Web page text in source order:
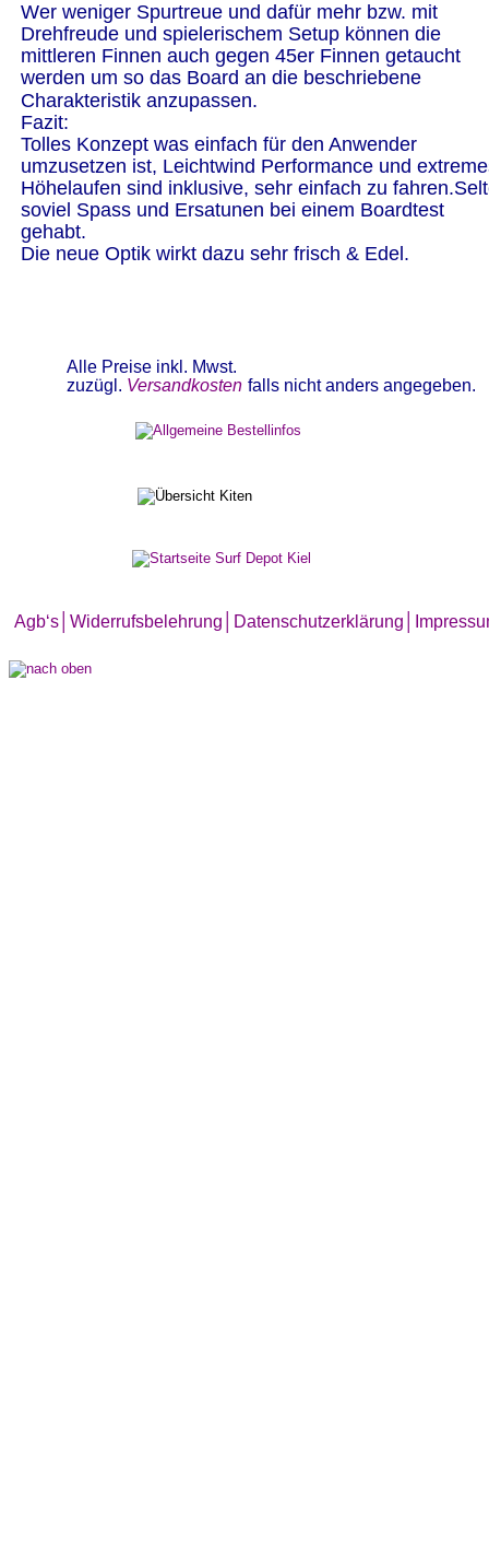
Alle Preise inkl. Mwst.
zuzügl. Versandkosten falls nicht anders angegeben.
Agb‘s Widerrufsbelehrung│ Datenschutzerklärung│
Wer weniger Spurtreue und dafür mehr bzw. mit
Drehfreude und spielerischem Setup können die
mittleren Finnen auch gegen 45er Finnen getaucht
werden um so das Board an die beschriebene
Charakteristik anzupassen.
Fazit:
Tolles Konzept was einfach für den Anwender
umzusetzen ist, Leichtwind Performance und
Höhelaufen sind inklusive, sehr einfach zu
soviel Spass und Ersatunen bei einem Boardtest
gehabt.
Die neue Optik wirkt dazu sehr frisch & Edel.